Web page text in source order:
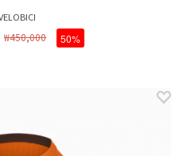
₩450,000 50%